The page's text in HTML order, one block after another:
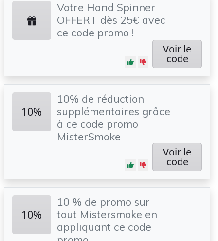
Votre Hand Spinner
OFFERT dès 25€ avec
ce code promo !
Voir le
code
10%
10% de réduction
supplémentaires grâce
à ce code promo
MisterSmoke
Voir le
code
10%
10 % de promo sur
tout Mistersmoke en
appliquant ce code